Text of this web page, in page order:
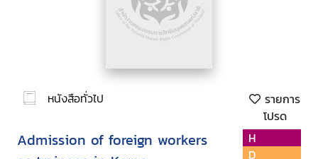
หนังสือทั่วไป
รายการ
โปรด
Admission of foreign workers
H
D